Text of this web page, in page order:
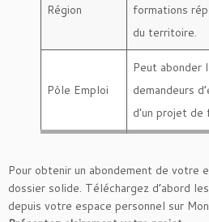
Région
formations
du territoire.
Pôle Emploi
Peut abonder
demandeurs
d’un projet
Pour obtenir un abondement de votre
dossier solide. Téléchargez d’abord
depuis votre espace personnel sur